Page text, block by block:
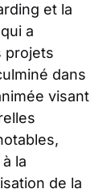
et la
a
projets
dans
visant
la
de la